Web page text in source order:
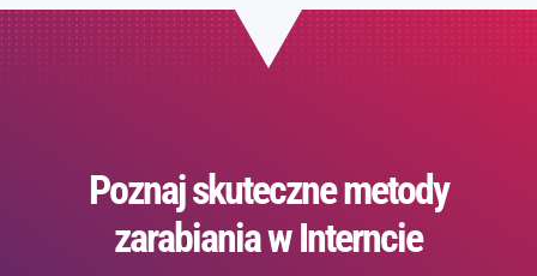
Poznaj skuteczne metody
zarabiania w Interncie